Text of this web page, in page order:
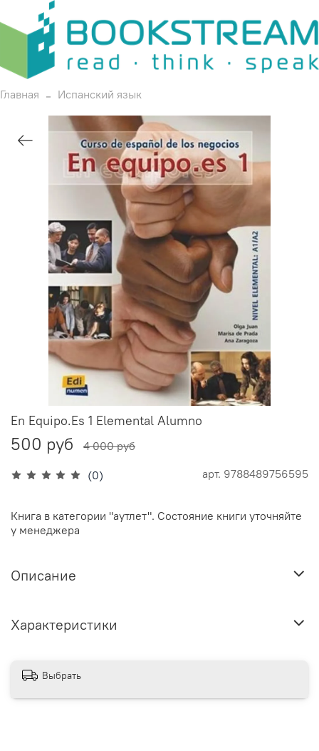
Главная Испанский язык
(0) арт. 9788489756595
En Equipo.Es 1 Elemental Alumno
500 руб 4 000 руб
Книга в категории "аутлет". Состояние книги уточняйте
у менеджера
Описание
Характеристики
Выбрать